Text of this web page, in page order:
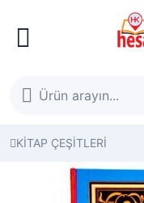
KİTAP ÇEŞİTLERİ